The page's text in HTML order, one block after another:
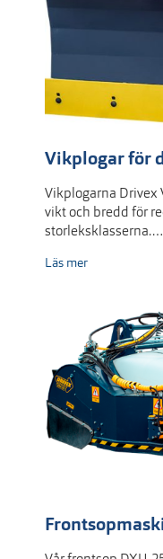
Vikplogar för
Vikplogarna Drivex
vikt och bredd för
storleksklasserna.…
Läs mer